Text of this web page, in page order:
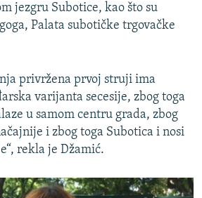
jezgru Subotice, kao što su
Palata subotičke trgovačke
privržena prvoj struji ima
varijanta secesije, zbog toga
u samom centru grada, zbog
i zbog toga Subotica i nosi
rekla je Džamić.